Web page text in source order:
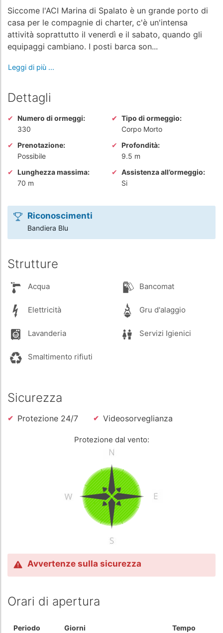
Siccome l'ACI Marina di Spalato è un grande porto di
casa per le compagnie di charter, c'è un'intensa
attività soprattutto il venerdì e il sabato, quando gli
equipaggi cambiano. I posti barca son...
Leggi di più ...
Dettagli
Numero di ormeggi:
330
Tipo di ormeggio:
Corpo Morto
Prenotazione:
Possibile
Profondità:
9.5 m
Lunghezza massima:
70 m
Assistenza all’ormeggio:
Si
Riconoscimenti
Bandiera Blu
Strutture
Acqua Bancomat
Elettricità Gru d'alaggio
Lavanderia Servizi Igienici
Smaltimento rifiuti
Sicurezza
Protezione 24/7 Videosorveglianza
Protezione dal vento:
Avvertenze sulla sicurezza
Orari di apertura
Periodo Giorni Tempo